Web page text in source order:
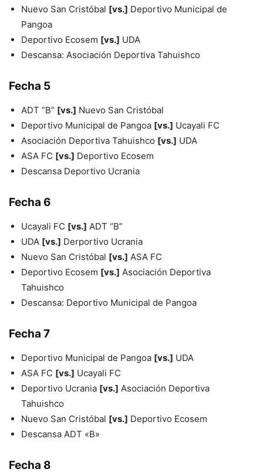
Nuevo San Cristóbal [vs.] Deportivo Municipal de
Pangoa
Deportivo Ecosem [vs.] UDA
Descansa: Asociación Deportiva Tahuishco
Fecha 5
ADT “B” [vs.] Nuevo San Cristóbal
Deportivo Municipal de Pangoa [vs.] Ucayali FC
Asociación Deportiva Tahuishco [vs.] UDA
ASA FC [vs.] Deportivo Ecosem
Descansa Deportivo Ucrania
Fecha 6
Ucayali FC [vs.] ADT “B”
UDA [vs.] Derportivo Ucrania
Nuevo San Cristóbal [vs.] ASA FC
Deportivo Ecosem [vs.] Asociación Deportiva
Tahuishco
Descansa: Deportivo Municipal de Pangoa
Fecha 7
Deportivo Municipal de Pangoa [vs.] UDA
ASA FC [vs.] Ucayali FC
Deportivo Ucrania [vs.] Asociación Deportiva
Tahuishco
Nuevo San Cristóbal [vs.] Deportivo Ecosem
Descansa ADT «B»
Fecha 8